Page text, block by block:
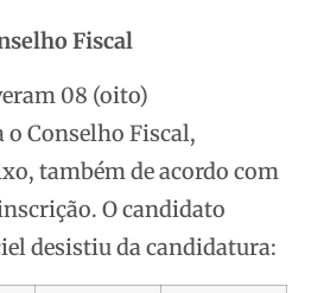
Fiscal
08 (oito)
Conselho Fiscal,
também de acordo com
O candidato
desistiu da candidatura: